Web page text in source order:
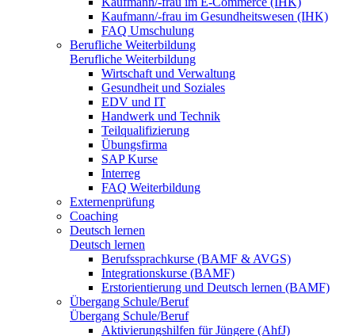
Kaufmann/-frau im Gesundheitswesen (IHK)
FAQ Umschulung
Berufliche Weiterbildung
Berufliche Weiterbildung
Wirtschaft und Verwaltung
Gesundheit und Soziales
EDV und IT
Handwerk und Technik
Teilqualifizierung
Übungsfirma
SAP Kurse
Interreg
FAQ Weiterbildung
Externenprüfung
Coaching
Deutsch lernen
Deutsch lernen
Berufssprachkurse (BAMF & AVGS)
Integrationskurse (BAMF)
Erstorientierung und Deutsch lernen (BAMF)
Übergang Schule/Beruf
Übergang Schule/Beruf
Aktivierungshilfen für Jüngere (AhfJ)